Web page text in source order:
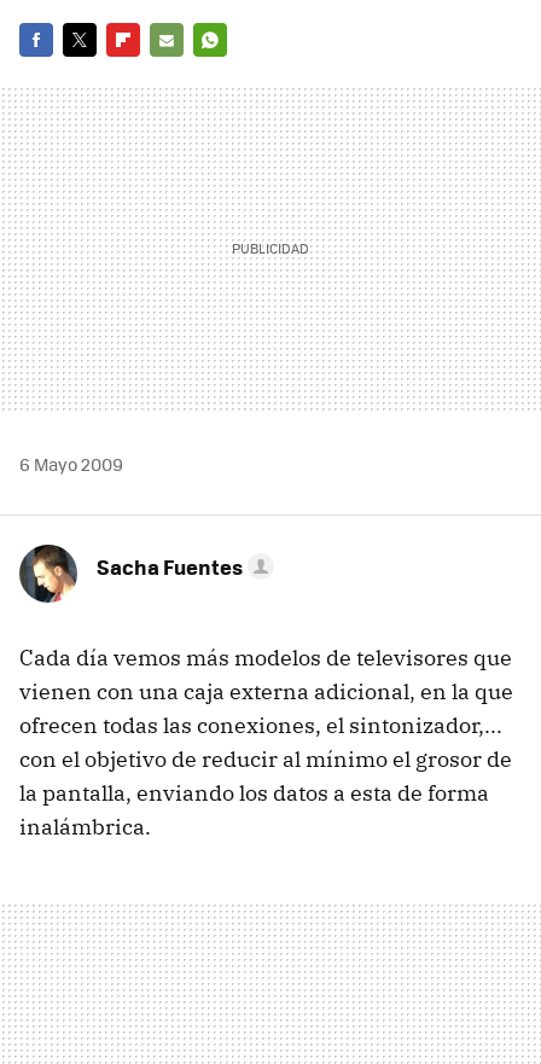
MAIL
6 Mayo 2009
Sacha Fuentes
Cada día vemos más modelos de televisores que
vienen con una caja externa adicional, en la que
ofrecen todas las conexiones, el sintonizador,...
con el objetivo de reducir al mínimo el grosor de
la pantalla, enviando los datos a esta de forma
inalámbrica.